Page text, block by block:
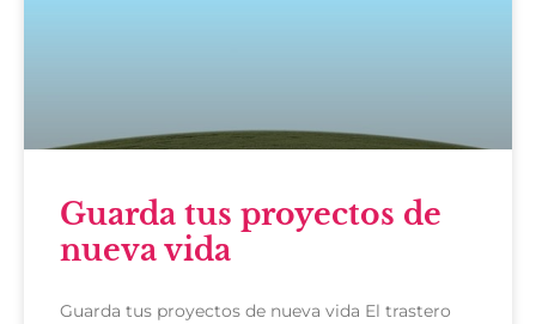
Guarda tus proyectos de
nueva vida
Guarda tus proyectos de nueva vida El trastero